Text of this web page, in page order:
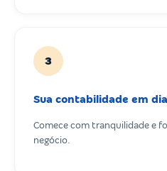
3
Sua contabilidade em dia
Comece com tranquilidade e
negócio.